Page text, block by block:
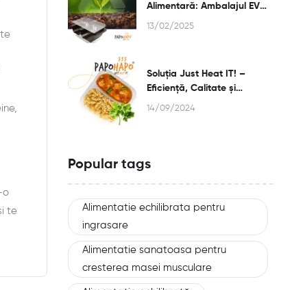
o
te
Alimentară: Ambalajul EVOH
și Termosterilizarea
13/02/2025
Soluția Just Heat IT! –
Eficiență, Calitate și
Flexibilitate
14/09/2024
Popular tags
Alimentatie echilibrata pentru
ingrasare
Alimentatie sanatoasa pentru
cresterea masei musculare